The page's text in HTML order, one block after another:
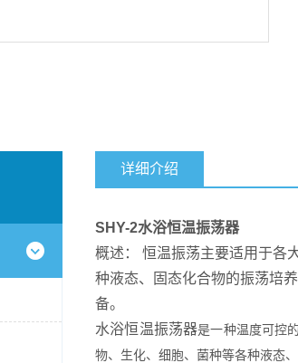
详细介绍
SHY-2水浴恒温振荡器
概述： 恒温振荡主要适用于各
种液态、固态化合物的振荡培
备。
水浴恒温振荡器是一种温度可控
物、生化、细胞、菌种等各种液态